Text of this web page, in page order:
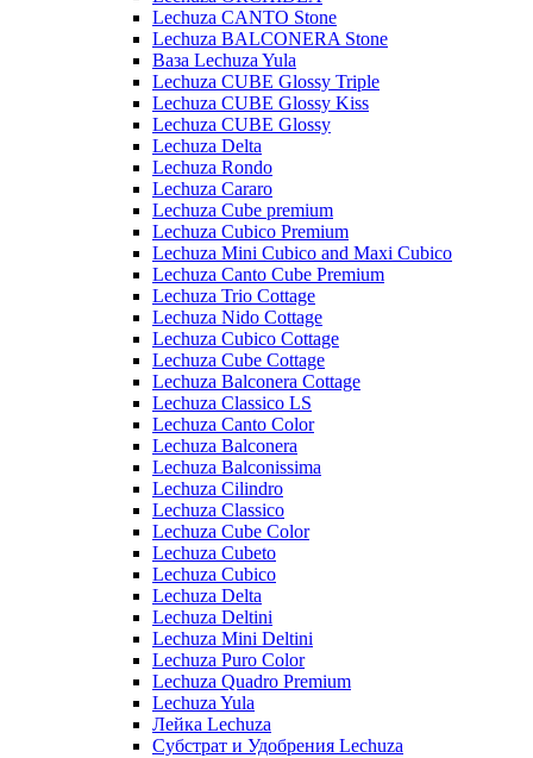
Lechuza CANTO Stone
Lechuza BALCONERA Stone
Ваза Lechuza Yula
Lechuza CUBE Glossy Triple
Lechuza CUBE Glossy Kiss
Lechuza CUBE Glossy
Lechuza Delta
Lechuza Rondo
Lechuza Cararo
Lechuza Cube premium
Lechuza Cubico Premium
Lechuza Mini Cubico and Maxi Cubico
Lechuza Canto Cube Premium
Lechuza Trio Cottage
Lechuza Nido Cottage
Lechuza Cubico Cottage
Lechuza Cube Cottage
Lechuza Balconera Cottage
Lechuza Classico LS
Lechuza Canto Color
Lechuza Balconera
Lechuza Balconissima
Lechuza Cilindro
Lechuza Classico
Lechuza Cube Color
Lechuza Cubeto
Lechuza Cubico
Lechuza Delta
Lechuza Deltini
Lechuza Mini Deltini
Lechuza Puro Color
Lechuza Quadro Premium
Lechuza Yula
Лейка Lechuza
Субстрат и Удобрения Lechuza